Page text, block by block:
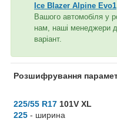
Ice Blazer Alpine Evo1
Вашого автомобіля у
нам, наші менеджери
варіант.
Розшифрування
225/55 R17 101V XL
225 - ширина